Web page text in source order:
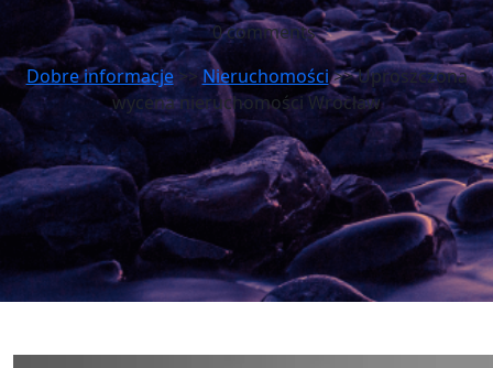
0 comments
Dobre informacje>>Nieruchomości>> Uproszczona
wycena nieruchomości Wrocław